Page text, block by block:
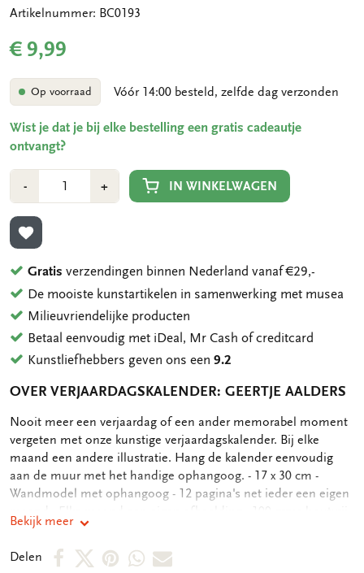
Artikelnummer: BC0193
€ 9,99
Op voorraad Vóór 14:00 besteld, zelfde dag verzonden
Wist je dat je bij elke bestelling een gratis cadeautje
ontvangt?
-Min
1
+Plus
1
IN WINKELWAGEN
TOEVOEGEN AAN VERLANGLIJST
Gratis verzendingen binnen Nederland vanaf €29,-
De mooiste kunstartikelen in samenwerking met musea
Milieuvriendelijke producten
Betaal eenvoudig met iDeal, Mr Cash of creditcard
Kunstliefhebbers geven ons een9.2
OVER VERJAARDAGSKALENDER: GEERTJE AALDERS
OMSCHRIJVING
Nooit meer een verjaardag of een ander memorabel moment
vergeten met onze kunstige verjaardagskalender. Bij elke
maand een andere illustratie. Hang de kalender eenvoudig
aan de muur met het handige ophangoog. - 17 x 30 cm -
Wandmodel met ophangoog - 12 pagina's net ieder een eigen
offwhite papier - 162 gram
Bekijk meer
Delen
DeelDeelDeelDeelDeel